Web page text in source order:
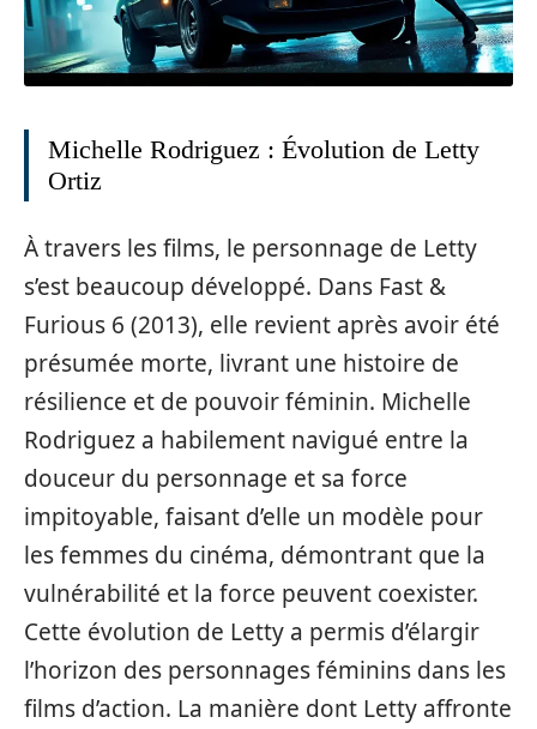
Michelle Rodriguez : Évolution de Letty
Ortiz
À travers les films, le personnage de Letty
s’est beaucoup développé. Dans Fast &
Furious 6 (2013), elle revient après avoir été
présumée morte, livrant une histoire de
résilience et de pouvoir féminin. Michelle
Rodriguez a habilement navigué entre la
douceur du personnage et sa force
impitoyable, faisant d’elle un modèle pour
les femmes du cinéma, démontrant que la
vulnérabilité et la force peuvent coexister.
Cette évolution de Letty a permis d’élargir
l’horizon des personnages féminins dans les
films d’action. La manière dont Letty affronte